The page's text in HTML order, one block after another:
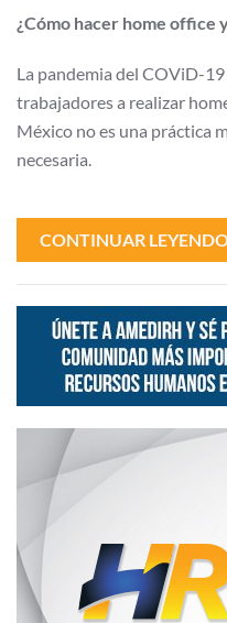
papá
en
de
crisis?
¿Cómo hacer home office
La pandemia del COViD-
trabajadores a realizar
México no es una práctica
necesaria.
CONTINUAR